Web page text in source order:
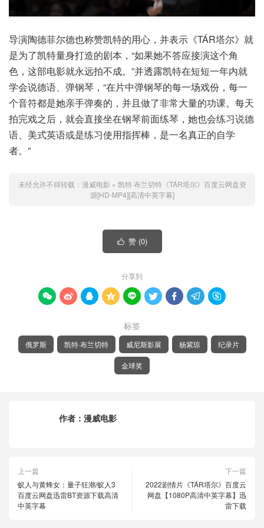
导演陶德菲尔德也称赞凯特的用心，并表示《TÁR塔尔》就
是为了凯特量身打造的剧本，“如果她不答应接演这个角
色，这部电影就永远拍不成。”并透露凯特在短短一年内就
学会说德语、弹钢琴，“在片中弹钢琴的每一场戏份，每一
个音符都是她亲手弹奏的，并且做了非常大量的功课。每天
拍完戏之后，就会直接坐在钢琴前面练琴，她也会练习说德
语、美式英语或是练习使用指挥棒，是一名真正的自学
者。”
未经允许不得转载： 漫威电影 » 凯特·布兰切特《TÁR塔尔》百度云网盘资
源[HD-MP4][高清中英字幕]
 赞 (0)
分享到
        
标签
俄罗斯 凯特·布兰切特 威尼斯影展 杨紫琼 纪录片
金球奖
作者： 漫威电影
上一篇
蚁人与黄蜂女：量子狂潮/蚁人3
百度云网盘迅雷BT资源下载高清
中英字幕
下一篇
2022剧情片《TÁR塔尔》百度云
网盘【1080P高清中英字幕】迅
雷下载